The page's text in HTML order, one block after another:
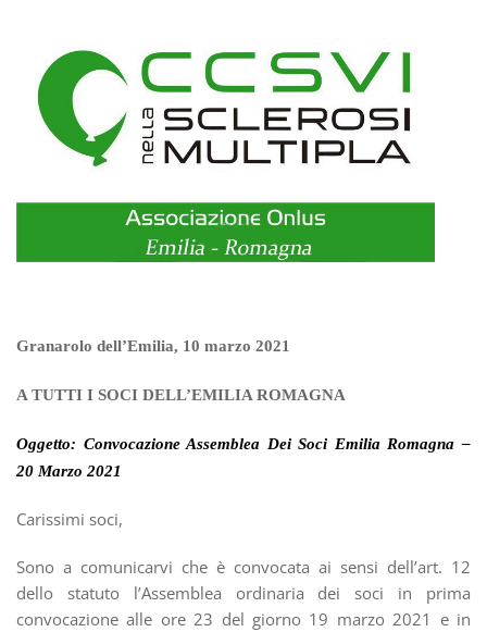
Granarolo dell’Emilia, 10 marzo 2021
A TUTTI I SOCI DELL’EMILIA ROMAGNA
Oggetto: Convocazione Assemblea Dei Soci Emilia Romagna –
20 Marzo 2021
Carissimi soci,
Sono a comunicarvi che è convocata ai sensi dell’art. 12
dello statuto l’Assemblea ordinaria dei soci in prima
convocazione alle ore 23 del giorno 19 marzo 2021 e in